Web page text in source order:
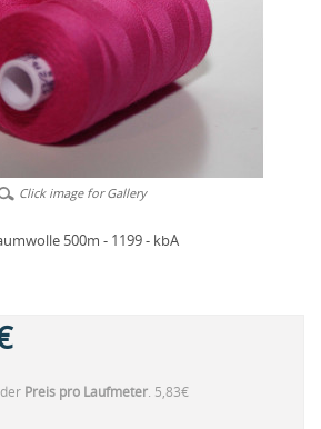
Click image for Gallery
500m - 1199 - kbA
Preis pro Laufmeter. 5,83€